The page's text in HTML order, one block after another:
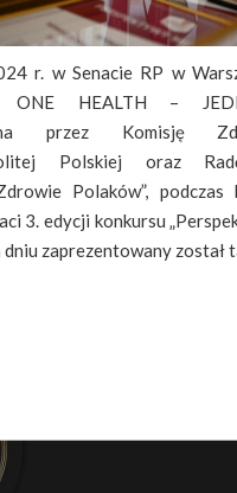
r. w Senacie RP w
ONE HEALTH –
przez Komisję
Polskiej oraz
Polaków”, podczas
3. edycji konkursu
zaprezentowany został